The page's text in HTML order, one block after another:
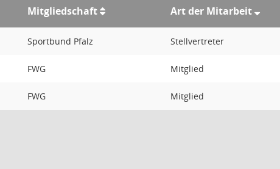
Mitgliedschaft Art der Mitarbeit
Sportbund Pfalz Stellvertreter
FWG Mitglied
FWG Mitglied